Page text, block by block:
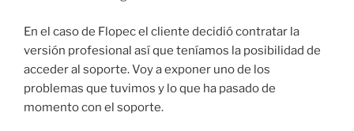
En el caso de Flopec el cliente decidió contratar la
versión profesional así que teníamos la posibilidad de
acceder al soporte. Voy a exponer uno de los
problemas que tuvimos y lo que ha pasado de
momento con el soporte.